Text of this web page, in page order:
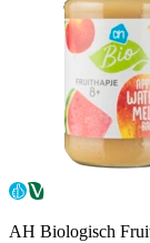
AH Biologisch